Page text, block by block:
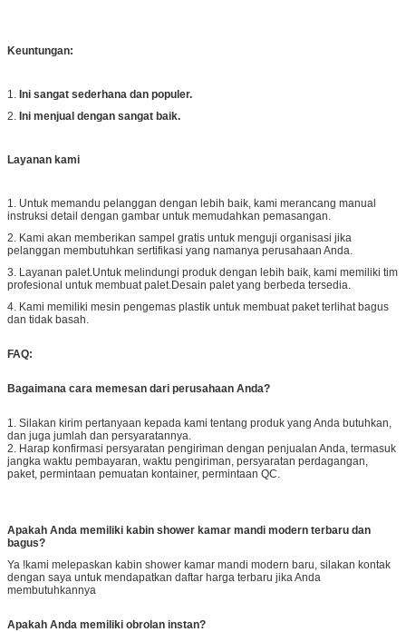
Keuntungan:
1. Ini sangat sederhana dan populer.
2. Ini menjual dengan sangat baik.
Layanan kami
1. Untuk memandu pelanggan dengan lebih baik, kami merancang manual
instruksi detail dengan gambar untuk memudahkan pemasangan.
2. Kami akan memberikan sampel gratis untuk menguji organisasi jika
pelanggan membutuhkan sertifikasi yang namanya perusahaan Anda.
3. Layanan palet.Untuk melindungi produk dengan lebih baik, kami memiliki tim
profesional untuk membuat palet.Desain palet yang berbeda tersedia.
4. Kami memiliki mesin pengemas plastik untuk membuat paket terlihat bagus
dan tidak basah.
FAQ:
Bagaimana cara memesan dari perusahaan Anda?
1. Silakan kirim pertanyaan kepada kami tentang produk yang Anda butuhkan,
dan juga jumlah dan persyaratannya.
2. Harap konfirmasi persyaratan pengiriman dengan penjualan Anda, termasuk
jangka waktu pembayaran, waktu pengiriman, persyaratan perdagangan,
paket, permintaan pemuatan kontainer, permintaan QC.
Apakah Anda memiliki kabin shower kamar mandi modern terbaru dan
bagus?
Ya !kami melepaskan kabin shower kamar mandi modern baru, silakan kontak
dengan saya untuk mendapatkan daftar harga terbaru jika Anda
membutuhkannya
Apakah Anda memiliki obrolan instan?